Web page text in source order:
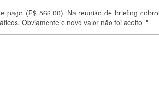
pago (R$ 566,00). Na reunião de briefing
Obviamente o novo valor não foi aceito. "